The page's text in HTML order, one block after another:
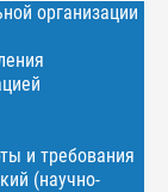
организации
и требования
(научно-